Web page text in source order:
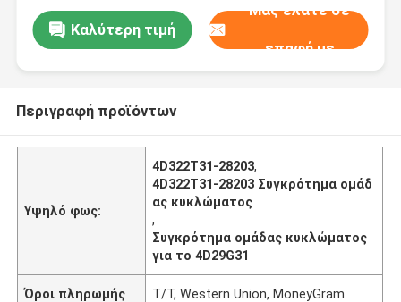
Καλύτερη τιμή
Μας ελάτε σε
επαφή με
Περιγραφή προϊόντων
Υψηλό φως:
4D322T31-28203,
4D322T31-28203 Συγκρότημα ομάδ
ας κυκλώματος
,
Συγκρότημα ομάδας κυκλώματος
για το 4D29G31
Όροι πληρωμής Τ/Τ, Western Union, MoneyGram